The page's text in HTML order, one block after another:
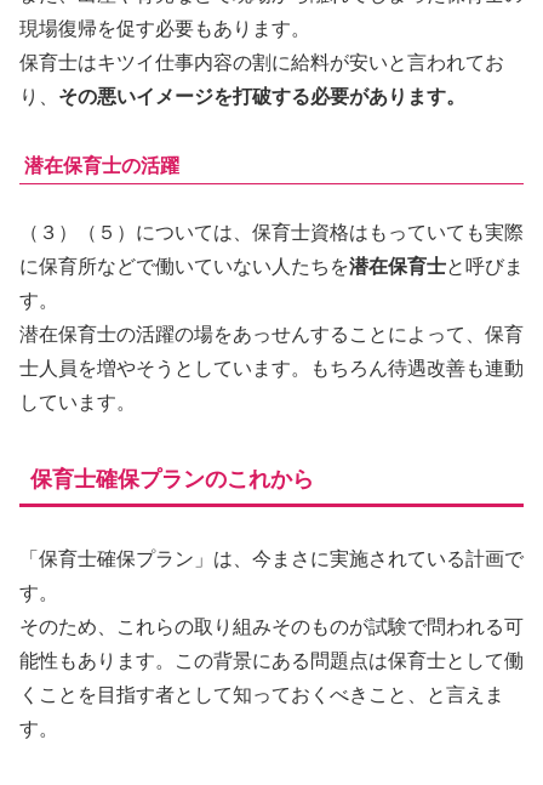
現場復帰を促す必要もあります。
保育士はキツイ仕事内容の割に給料が安いと言われてお
り、 その悪いイメージを打破する必要があります。
潜在保育士の活躍
（３）（５）については、保育士資格はもっていても実際
に保育所などで働いていない人たちを潜在保育士と呼びま
す。
潜在保育士の活躍の場をあっせんすることによって、保育
士人員を増やそうとしています。もちろん待遇改善も連動
しています。
保育士確保プランのこれから
「保育士確保プラン」は、今まさに実施されている計画で
す。
そのため、これらの取り組みそのものが試験で問われる可
能性もあります。この背景にある問題点は保育士として働
くことを目指す者として知っておくべきこと、と言えま
す。